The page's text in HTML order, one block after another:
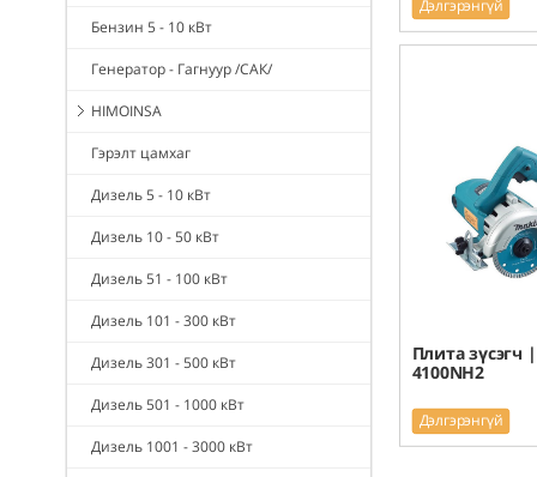
Бензин 5 - 10 кВт
Генератор - Гагнуур /САК/
HIMOINSA
Гэрэлт цамхаг
Дизель 5 - 10 кВт
Дизель 10 - 50 кВт
Дизель 51 - 100 кВт
Дизель 101 - 300 кВт
Дизель 301 - 500 кВт
Дизель 501 - 1000 кВт
Дизель 1001 - 3000 кВт
Дэлгэрэнгүй
Плита зүсэгч
4100NH2
Дэлгэрэнгүй